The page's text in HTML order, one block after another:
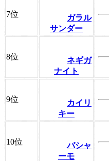
7位
ガラル
サンダー
8位
ネギガ
ナイト
9位
カイリ
キー
10位
バシャ
ーモ